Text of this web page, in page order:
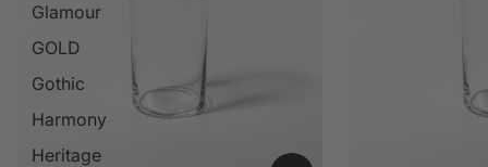
Glamour
GOLD
Gothic
Harmony
Heritage